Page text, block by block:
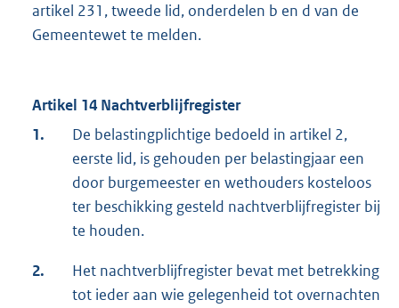
artikel 231, tweede lid, onderdelen b en d van de
Gemeentewet te melden.
Artikel 14 Nachtverblijfregister
1.
De belastingplichtige bedoeld in artikel 2,
eerste lid, is gehouden per belastingjaar een
door burgemeester en wethouders kosteloos
ter beschikking gesteld nachtverblijfregister bij
te houden.
2.
Het nachtverblijfregister bevat met betrekking
tot ieder aan wie gelegenheid tot overnachten